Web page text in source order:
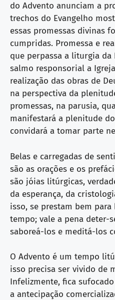
do Advento anunciam a
trechos do Evangelho
essas promessas divinas
cumpridas. Promessa e
que perpassa a liturgia da
salmo responsorial a
realização das obras de
na perspectiva da
promessas, na parusia,
manifestará a plenitude
convidará a tomar parte
Belas e carregadas de
são as orações e os
são jóias litúrgicas,
da esperança, da
isso, se prestam bem
tempo; vale a pena deter-
saboreá-los e meditá-los
O Advento é um tempo
isso precisa ser vivido de
Infelizmente, fica
a antecipação